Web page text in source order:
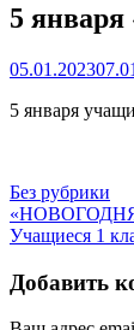
5 января
05.01.2023
5 января
Без рубрики
по
записям
Учащиеся 1
Добавить